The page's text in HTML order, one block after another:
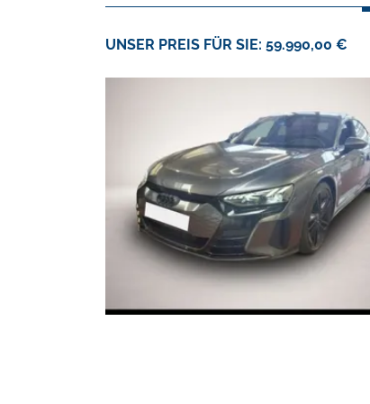
UNSER PREIS FÜR SIE: 59.990,00 €